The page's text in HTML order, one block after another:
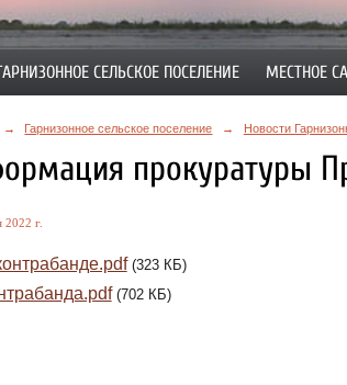
СЕЛЬСКОЕ ПОСЕЛЕНИЕ МЕСТНОЕ
→ Гарнизонное сельское поселение → Новости
прокуратуры
2022 г.
(323 КБ)
(702 КБ)